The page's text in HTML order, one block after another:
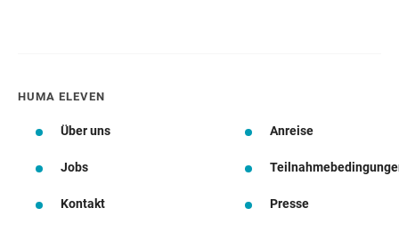
HUMA ELEVEN
Über uns Anreise
Jobs
Kontakt Presse